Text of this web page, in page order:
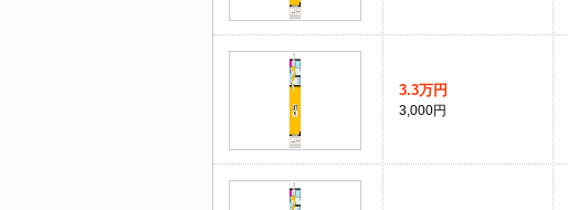
3.3万円
3,000円